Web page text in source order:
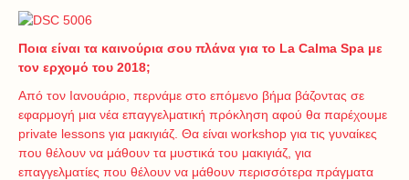
Ποια είναι τα καινούρια σου πλάνα για το La Calma Spa με
τον ερχομό του 2018;
Από τον Ιανουάριο, περνάμε στο επόμενο βήμα βάζοντας σε
εφαρμογή μια νέα επαγγελματική πρόκληση αφού θα παρέχουμε
private lessons για μακιγιάζ. Θα είναι workshop για τις γυναίκες
που θέλουν να μάθουν τα μυστικά του μακιγιάζ, για
επαγγελματίες που θέλουν να μάθουν περισσότερα πράγματα